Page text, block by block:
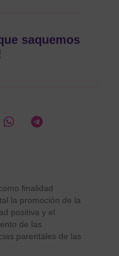
saquemos
finalidad
la promoción de la
positiva y el
de las
parentales de las